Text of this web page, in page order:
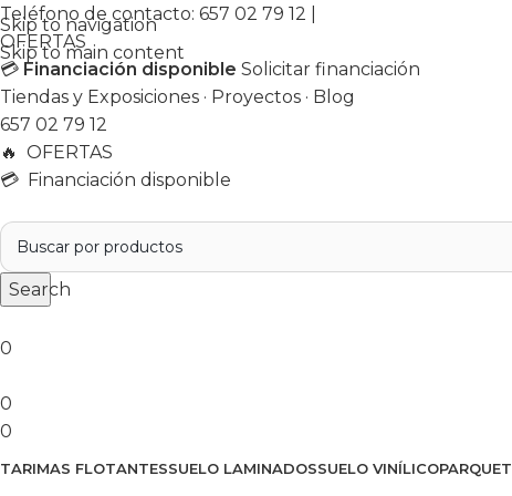
Skip to navigation
Skip to main content
Teléfono de contacto: 657 02 79 12
OFERTAS
💳 Financiación disponible Solicitar financiación
Tiendas y Exposiciones · Proyectos · Blog
657 02 79 12
🔥 OFERTAS
💳 Financiación disponible
Search
0
0
0
TARIMAS FLOTANTESSUELO LAMINADOSSUELO VINÍLICOPARQUET